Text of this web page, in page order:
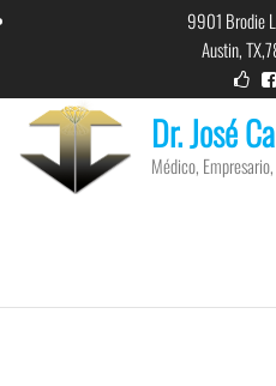
9901 Brodie
Austin,
Dr. José
Médico,